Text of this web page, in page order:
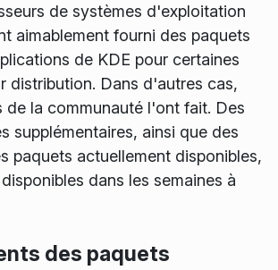
de systèmes d'exploitation
aimablement fourni des paquets
de KDE pour certaines
distribution. Dans d'autres cas,
de la communauté l'ont fait. Des
supplémentaires, ainsi que des
paquets actuellement disponibles,
dans les semaines à
des paquets